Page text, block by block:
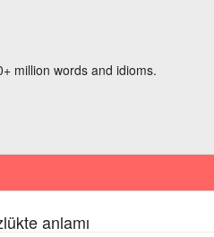
million words and idioms.
anlamı